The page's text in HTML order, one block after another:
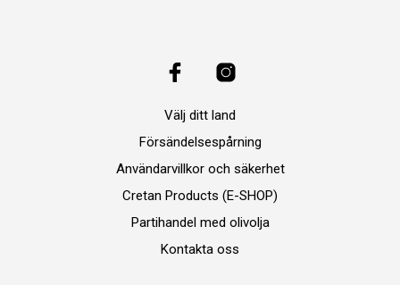
Välj ditt land
Försändelsespårning
Användarvillkor och säkerhet
Cretan Products (E-SHOP)
Partihandel med olivolja
Kontakta oss